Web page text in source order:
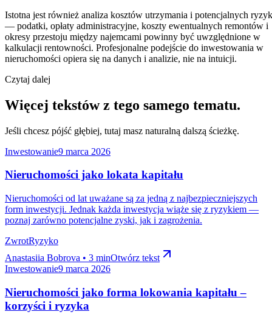
Istotna jest również analiza kosztów utrzymania i potencjalnych ryzyk
— podatki, opłaty administracyjne, koszty ewentualnych remontów i
okresy przestoju między najemcami powinny być uwzględnione w
kalkulacji rentowności. Profesjonalne podejście do inwestowania w
nieruchomości opiera się na danych i analizie, nie na intuicji.
Czytaj dalej
Więcej tekstów z tego samego tematu.
Jeśli chcesz pójść głębiej, tutaj masz naturalną dalszą ścieżkę.
Inwestowanie9 marca 2026
Nieruchomości jako lokata kapitału
Nieruchomości od lat uważane są za jedną z najbezpieczniejszych
form inwestycji. Jednak każda inwestycja wiąże się z ryzykiem —
poznaj zarówno potencjalne zyski, jak i zagrożenia.
ZwrotRyzyko
Anastasiia Bobrova • 3 minOtwórz tekst
Inwestowanie9 marca 2026
Nieruchomości jako forma lokowania kapitału –
korzyści i ryzyka